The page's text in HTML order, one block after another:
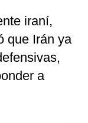
iraní,
que Irán ya
a